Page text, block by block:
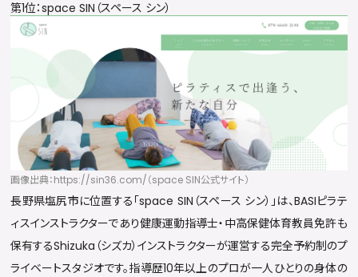
第1位：space SIN（スペース シン）
画像出典：https://sin36.com/（space SIN公式サイト）
長野県塩尻市に位置する「space SIN（スペース シン）」は、BASIピラテ
ィスインストラクターであり健康運動指導士・中高保健体育教員免許も
保有するShizuka（シズカ）インストラクターが運営する完全予約制のプ
ライベートスタジオです。指導歴10年以上のプロが一人ひとりの身体の